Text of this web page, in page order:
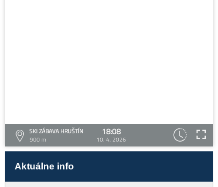
SKI ZÁBAVA HRUŠTÍN
900 m
18:08
10. 4. 2026
Aktuálne info